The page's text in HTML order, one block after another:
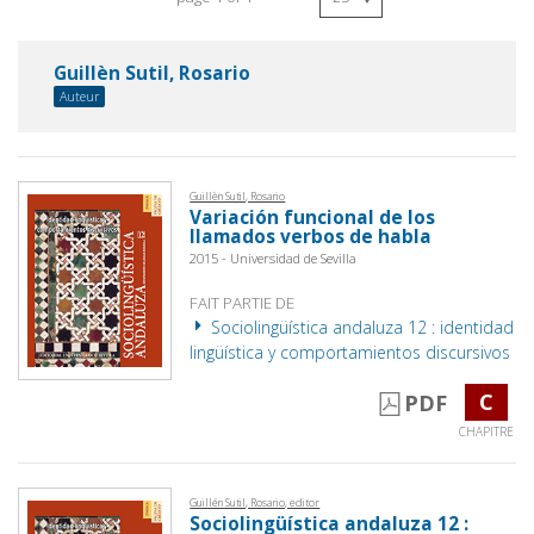
Guillèn Sutil, Rosario
Auteur
Guillèn Sutil, Rosario
Variación funcional de los
llamados verbos de habla
2015 - Universidad de Sevilla
FAIT PARTIE DE
Sociolingüística andaluza 12 : identidad
lingüística y comportamientos discursivos
PDF C
CHAPITRE
Guillén Sutil, Rosario, editor
Sociolingüística andaluza 12 :